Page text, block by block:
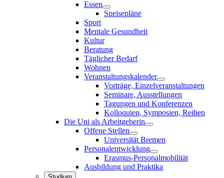
Essen
Speisepläne
Sport
Mentale Gesundheit
Kultur
Beratung
Täglicher Bedarf
Wohnen
Veranstaltungskalender
Vorträge, Einzelveranstaltungen
Seminare, Ausstellungen
Tagungen und Konferenzen
Kolloquien, Symposien, Reihen
Die Uni als Arbeitgeberin
Offene Stellen
Universität Bremen
Personalentwicklung
Erasmus-Personalmobilität
Ausbildung und Praktika